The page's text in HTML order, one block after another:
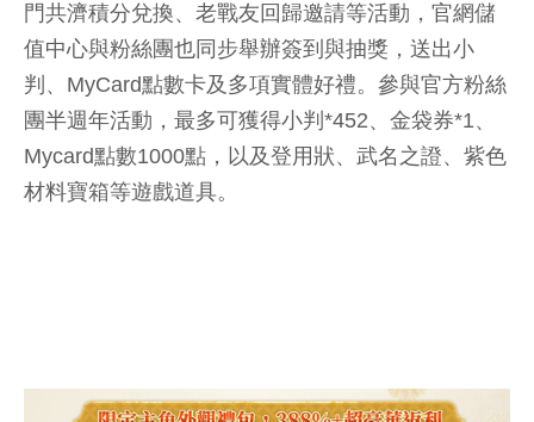
門共濟積分兌換、老戰友回歸邀請等活動，官網儲
值中心與粉絲團也同步舉辦簽到與抽獎，送出小
判、MyCard點數卡及多項實體好禮。參與官方粉絲
團半週年活動，最多可獲得小判*452、金袋券*1、
Mycard點數1000點，以及登用狀、武名之證、紫色
材料寶箱等遊戲道具。